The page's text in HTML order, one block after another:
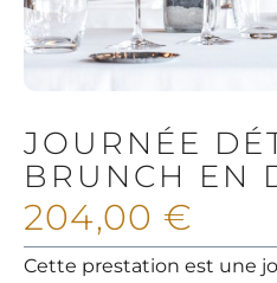
JOURNÉE
BRUNCH EN
204,00 €
Cette prestation est une